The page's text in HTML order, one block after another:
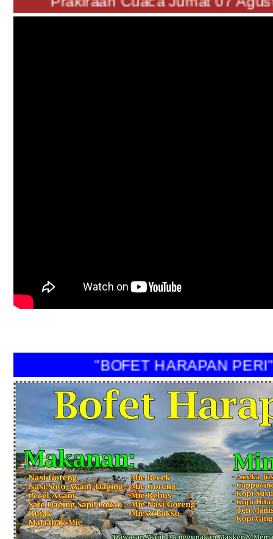
"BOFET HARAPAN PERI"